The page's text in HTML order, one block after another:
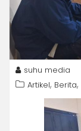
suhu media
Artikel, Berita,